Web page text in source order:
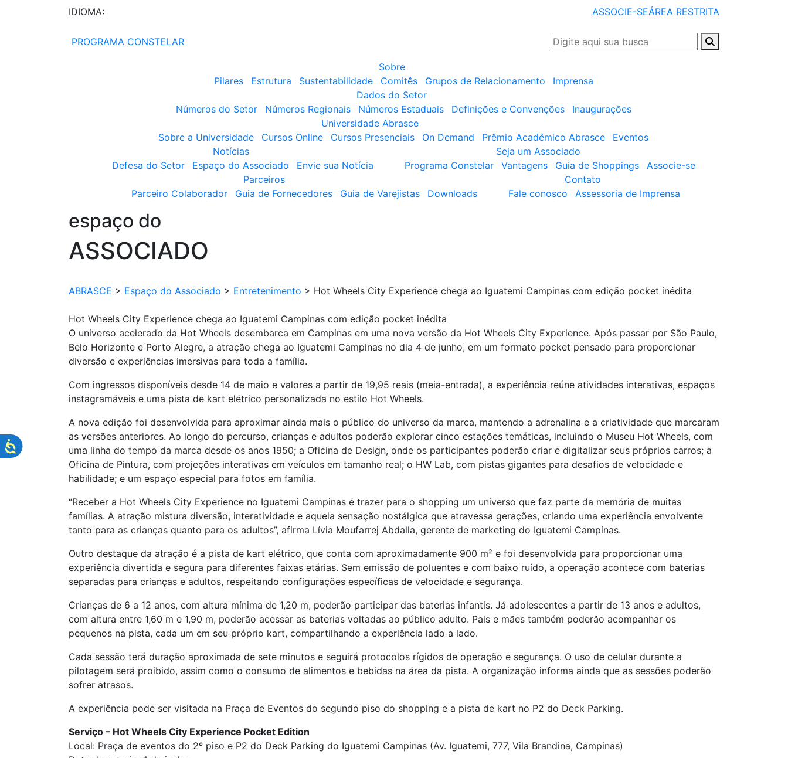
IDIOMA: ASSOCIE-SEÁREA RESTRITA
PROGRAMA CONSTELAR
Sobre
Pilares
Estrutura Sustentabilidade Comitês Grupos de Relacionamento
Imprensa
Dados do Setor
Números do Setor
Números Regionais Números Estaduais Definições e Convenções
Inaugurações
Universidade Abrasce
Sobre a Universidade
Cursos Online Cursos Presenciais On Demand Prêmio Acadêmico Abrasce
Eventos
Notícias
Defesa do Setor
Espaço do Associado Envie sua Notícia
Seja um Associado
Programa Constelar
Vantagens Guia de Shoppings
Associe-se
Parceiros
Parceiro Colaborador
Guia de Fornecedores Guia de Varejistas Downloads
Contato
Fale conosco
Assessoria de Imprensa
espaço do
ASSOCIADO
ABRASCE > Espaço do Associado > Entretenimento > Hot Wheels City Experience chega ao Iguatemi Campinas com edição pocket inédita
Hot Wheels City Experience chega ao Iguatemi Campinas com edição pocket inédita
O universo acelerado da Hot Wheels desembarca em Campinas em uma nova versão da Hot Wheels City Experience. Após passar por São Paulo,
Belo Horizonte e Porto Alegre, a atração chega ao Iguatemi Campinas no dia 4 de junho, em um formato pocket pensado para proporcionar
diversão e experiências imersivas para toda a família.
Com ingressos disponíveis desde 14 de maio e valores a partir de 19,95 reais (meia-entrada), a experiência reúne atividades interativas, espaços
instagramáveis e uma pista de kart elétrico personalizada no estilo Hot Wheels.
A nova edição foi desenvolvida para aproximar ainda mais o público do universo da marca, mantendo a adrenalina e a criatividade que marcaram
as versões anteriores. Ao longo do percurso, crianças e adultos poderão explorar cinco estações temáticas, incluindo o Museu Hot Wheels, com
uma linha do tempo da marca desde os anos 1950; a Oficina de Design, onde os participantes poderão criar e digitalizar seus próprios carros; a
Oficina de Pintura, com projeções interativas em veículos em tamanho real; o HW Lab, com pistas gigantes para desafios de velocidade e
habilidade; e um espaço especial para fotos em família.
“Receber a Hot Wheels City Experience no Iguatemi Campinas é trazer para o shopping um universo que faz parte da memória de muitas
famílias. A atração mistura diversão, interatividade e aquela sensação nostálgica que atravessa gerações, criando uma experiência envolvente
tanto para as crianças quanto para os adultos”, afirma Lívia Moufarrej Abdalla, gerente de marketing do Iguatemi Campinas.
Outro destaque da atração é a pista de kart elétrico, que conta com aproximadamente 900 m² e foi desenvolvida para proporcionar uma
experiência divertida e segura para diferentes faixas etárias. Sem emissão de poluentes e com baixo ruído, a operação acontece com baterias
separadas para crianças e adultos, respeitando configurações específicas de velocidade e segurança.
Crianças de 6 a 12 anos, com altura mínima de 1,20 m, poderão participar das baterias infantis. Já adolescentes a partir de 13 anos e adultos,
com altura entre 1,60 m e 1,90 m, poderão acessar as baterias voltadas ao público adulto. Pais e mães também poderão acompanhar os
pequenos na pista, cada um em seu próprio kart, compartilhando a experiência lado a lado.
Cada sessão terá duração aproximada de sete minutos e seguirá protocolos rígidos de operação e segurança. O uso de celular durante a
pilotagem será proibido, assim como o consumo de alimentos e bebidas na área da pista. A organização informa ainda que as sessões poderão
sofrer atrasos.
A experiência pode ser visitada na Praça de Eventos do segundo piso do shopping e a pista de kart no P2 do Deck Parking.
Serviço – Hot Wheels City Experience Pocket Edition
Local: Praça de eventos do 2º piso e P2 do Deck Parking do Iguatemi Campinas (Av. Iguatemi, 777, Vila Brandina, Campinas)